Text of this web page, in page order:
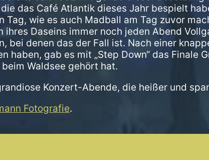
das Café Atlantik dieses Jahr bespielt
wie es auch Madball am Tag zuvor
Daseins immer noch jeden Abend
bei denen das der Fall ist. Nach einer
haben, gab es mit „Step Down“ das
Waldsee gehört hat.
Konzert-Abende, die heißer und
Fotografie.